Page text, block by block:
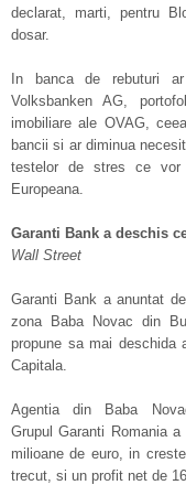
declarat, marti, pentru
dosar.
In banca de rebuturi
Volksbanken AG,
imobiliare ale OVAG,
bancii si ar diminua
testelor de stres ce vor
Europeana.
Garanti Bank a deschis
Wall Street
Garanti Bank a anuntat
zona Baba Novac din
propune sa mai
Capitala.
Agentia din Baba
Grupul Garanti Romania
milioane de euro, in
trecut, si un profit net de